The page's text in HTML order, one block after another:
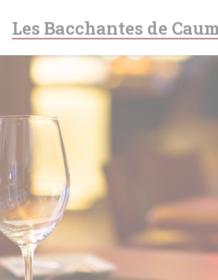
Les Bacchantes de